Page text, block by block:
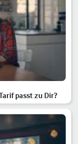
passt zu Dir?